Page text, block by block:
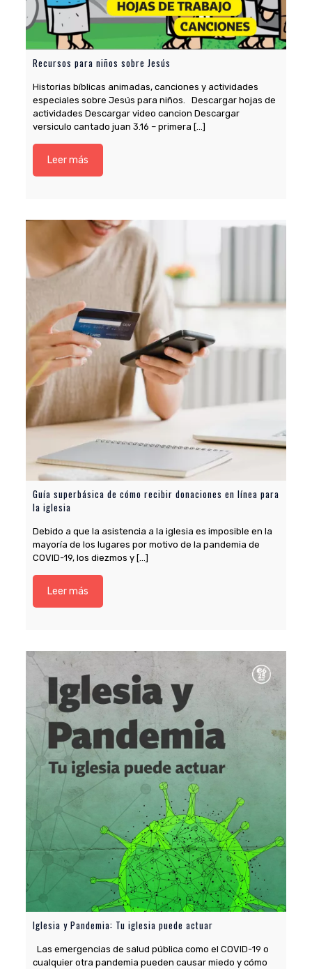
Recursos para niños sobre Jesús
Historias bíblicas animadas, canciones y actividades
especiales sobre Jesús para niños. Descargar hojas de
actividades Descargar video cancion Descargar
versiculo cantado juan 3.16 – primera […]
Leer más
Guía superbásica de cómo recibir donaciones en línea para
la iglesia
Debido a que la asistencia a la iglesia es imposible en la
mayoría de los lugares por motivo de la pandemia de
COVID-19, los diezmos y[…]
Leer más
Iglesia y Pandemia: Tu iglesia puede actuar
Las emergencias de salud pública como el COVID-19 o
cualquier otra pandemia pueden causar miedo y cómo